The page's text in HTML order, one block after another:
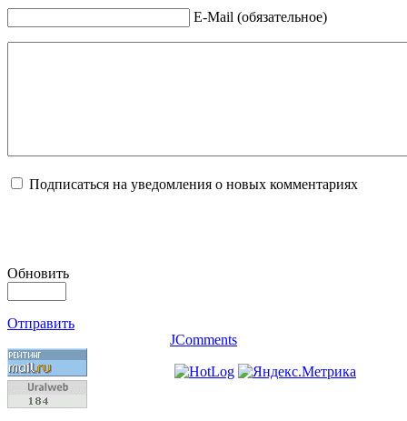
E-Mail (обязательное)
Подписаться на уведомления о новых комментариях
Обновить
Отправить
JComments